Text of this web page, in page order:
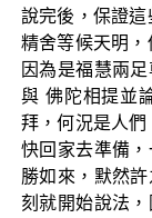
說完後，保證
精舍等候天明
因為是福慧兩
與 佛陀相提並
拜，何況是人
快回家去準備
勝如來，默然
刻就開始說法